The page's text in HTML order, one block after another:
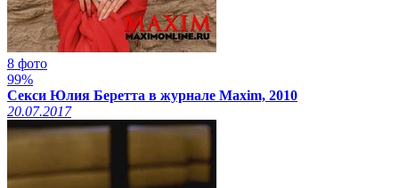
8 фото
99%
Секси Юлия Беретта в журнале Maxim, 2010
20.07.2017